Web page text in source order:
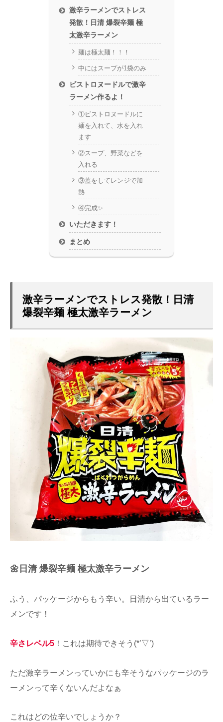
激辛ラーメンでストレス
発散！日清 爆裂辛麺 極
太激辛ラーメン
麺は極太麺！！！
中にはスープが1袋のみ
ビストロヌードルで激辛
ラーメン作るよ！
①ビストロヌードルに
麺を入れて、水を入れ
ます
②スープ、野菜などを
入れる
③蓋をしてレンジで加
熱
④完成✨
いただきます！
まとめ
激辛ラーメンでストレス発散！日清
爆裂辛麺 極太激辛ラーメン
🌼日清 爆裂辛麺 極太激辛ラーメン
ふう、パッケージからもう辛い。日清から出ているラー
メンです！
辛さレベル5 ！これは期待できそう(*’▽’)
ただ激辛ラーメンっていかにも辛そうなパッケージのラ
ーメンって辛くないんだよなぁ
これはどの位辛いでしょうか？